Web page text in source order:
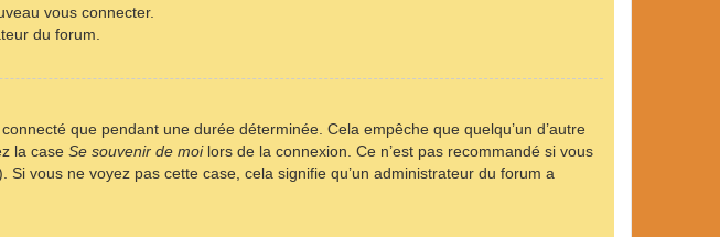
vous connecter.
du forum.
que pendant une durée déterminée. Cela empêche que quelqu’un d’autre
la case Se souvenir de moilors de la connexion. Ce n’est pas recommandé si vous
vous ne voyez pas cette case, cela signifie qu’un administrateur du forum a